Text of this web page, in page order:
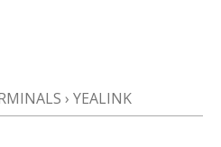
› YEALINK